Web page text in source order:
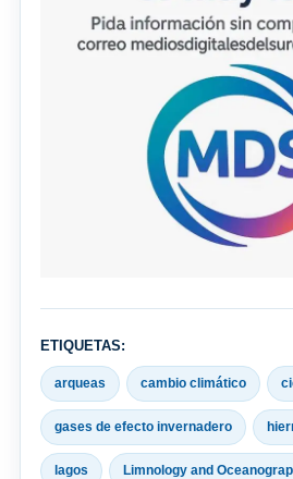
ETIQUETAS:
arqueas cambio climático
gases de efecto invernadero
lagos Limnology and